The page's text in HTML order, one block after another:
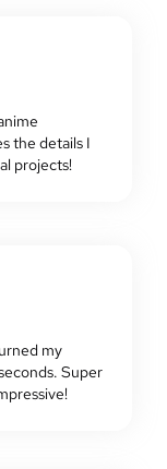
the details I
projects!
my
Super